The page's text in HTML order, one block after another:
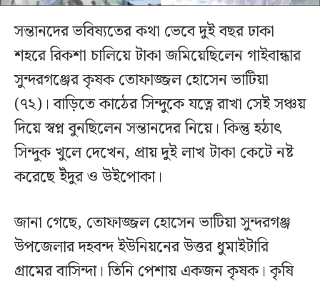
সন্তানদের ভবিষ্যতের কথা ভেবে দুই বছর ঢাকা
শহরে রিকশা চালিয়ে টাকা জমিয়েছিলেন গাইবান্ধার
সুন্দরগঞ্জের কৃষক তোফাজ্জল হোসেন ভাটিয়া
(৭২)। বাড়িতে কাঠের সিন্দুকে যত্নে রাখা সেই সঞ্চয়
দিয়ে স্বপ্ন বুনছিলেন সন্তানদের নিয়ে। কিন্তু হঠাৎ
সিন্দুক খুলে দেখেন, প্রায় দুই লাখ টাকা কেটে নষ্ট
করেছে ইঁদুর ও উইপোকা।
জানা গেছে, তোফাজ্জল হোসেন ভাটিয়া সুন্দরগঞ্জ
উপজেলার দহবন্দ ইউনিয়নের উত্তর ধুমাইটারি
গ্রামের বাসিন্দা। তিনি পেশায় একজন কৃষক। কৃষি